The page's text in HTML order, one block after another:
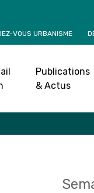
VOUS URBANISME
Publications
& Actus